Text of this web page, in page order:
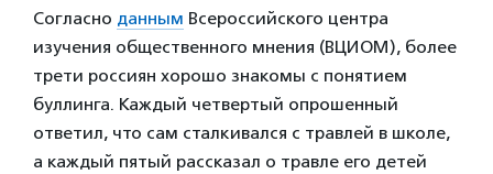
Согласно данным Всероссийского центра
изучения общественного мнения (ВЦИОМ), более
трети россиян хорошо знакомы с понятием
буллинга. Каждый четвертый опрошенный
ответил, что сам сталкивался с травлей в школе,
а каждый пятый рассказал о травле его детей